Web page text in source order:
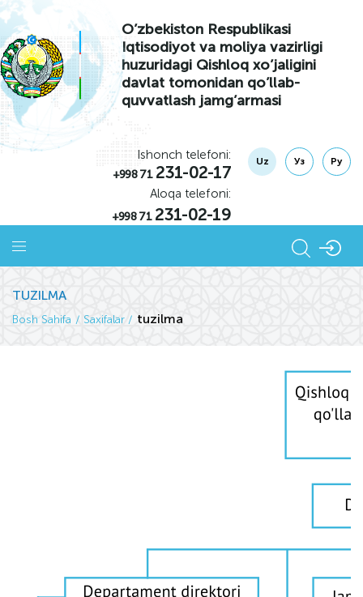
O’zbekiston Respublikasi
Iqtisodiyot va moliya vazirligi
huzuridagi Qishloq xo’jaligini
davlat tomonidan qo’llab-
quvvatlash jamg’armasi
Ishonch telefoni:
+998 71231-02-17
Aloqa telefoni:
+998 71231-02-19
Uz Уз Ру
TUZILMA
Bosh Sahifa Saxifalar tuzilma